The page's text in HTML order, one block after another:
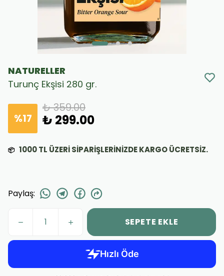
NATURELLER
Turunç Ekşisi 280 gr.
%17
₺ 359.00
₺ 299.00
📦 1000TL ÜZERİ SİPARİŞLERİNİZDE KARGO ÜCRETSİZ.
Paylaş:
SEPETE EKLE